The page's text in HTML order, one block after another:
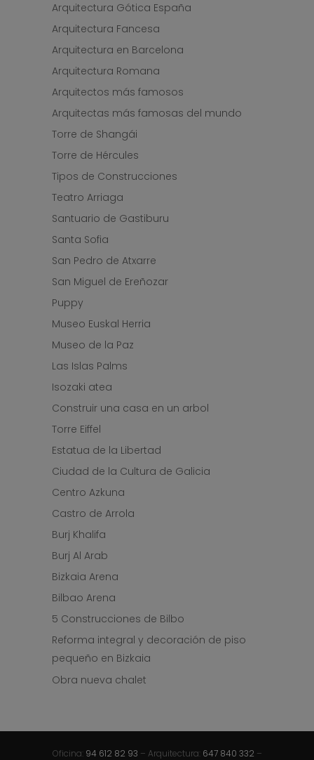
Arquitectura Gótica España
Arquitectura Fancesa
Arquitectura en Barcelona
Arquitectura Romana
Arquitectos más famosos
Arquitectas más famosas del mundo
Torre de Shangái
Torre de Hércules
Tipos de Construcciones
Teatro Arriaga
Santuario de Gastiburu
Santa Sofia
San Pedro de Atxarre
San Miguel de Ereñozar
Puppy
Museo Euskal Herria
Museo de la Paz
Las Islas Palms
Isozaki atea
Construir una casa en un arbol
Torre Eiffel
Estatua de la Libertad
Ciudad de la Cultura de Galicia
Centro Azkuna
Castro de Arrola
Burj Khalifa
Burj Al Arab
Bizkaia Arena
Bilbao Arena
5 Construcciones de Bilbo
Reforma integral y decoración de piso
pequeño en Bizkaia
Obra nueva chalet
Oficina: 94 612 82 93 – Arquitectura: 647 840 332 –